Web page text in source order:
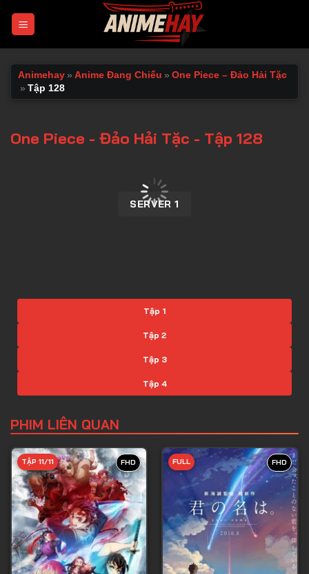
Animehay » Anime Đang Chiếu » One Piece – Đảo Hải Tặc
» Tập 128
One Piece - Đảo Hải Tặc - Tập 128
SERVER 1
Tập 1
Tập 2
Tập 3
Tập 4
Tập 6
Tập 7
Tập 8
Tập 9
Tập 10
Tập 11
PHIM LIÊN QUAN
FHD
TẬP 11/11 FHD
FULL